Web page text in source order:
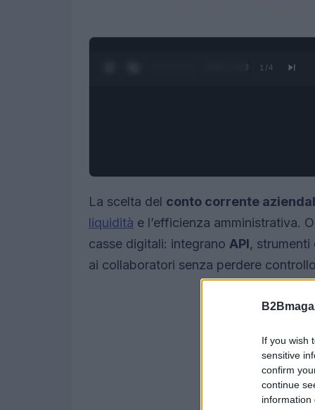
If you wish
sensitive
confirm
continue
information
0:28 / 1:23 1 /4
La scelta del conto corrente
liquidità e l’efficienza amministrativa.
casse digitali: integrano API, strumenti
ai collaboratori senza perdere